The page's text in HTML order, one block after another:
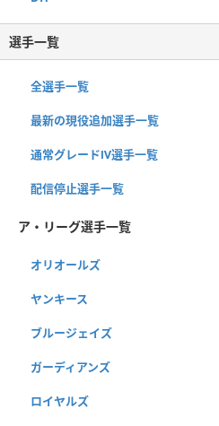
選手一覧
全選手一覧
最新の現役追加選手一覧
通常グレードⅣ選手一覧
配信停止選手一覧
ア・リーグ選手一覧
オリオールズ
ヤンキース
ブルージェイズ
ガーディアンズ
ロイヤルズ